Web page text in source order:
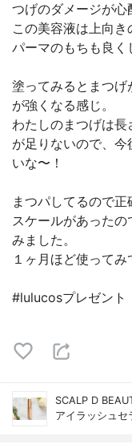
つげのダメージが心
この美容液は上向
パーマのもちも良く
塗ってみるとまつ
が強くなる感じ。
わたしのまつげは
が足りないので、
いな〜！
まつパしてるので
スケールがあった
みました。
１ヶ月ほど使って
#lulucosプレゼント
SCALP D
アイラッシュセ